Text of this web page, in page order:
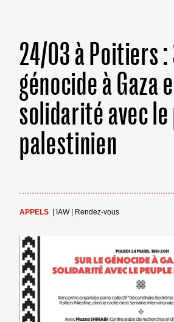
24/03 à Poitiers :
génocide à Gaza
solidarité avec le
palestinien
APPELS IAW| Rendez-vous